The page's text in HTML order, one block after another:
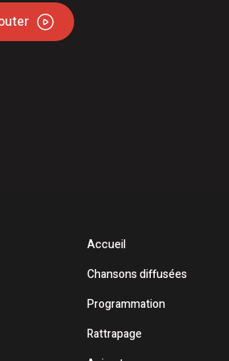
Accueil
Chansons diffusées
Programmation
Rattrapage